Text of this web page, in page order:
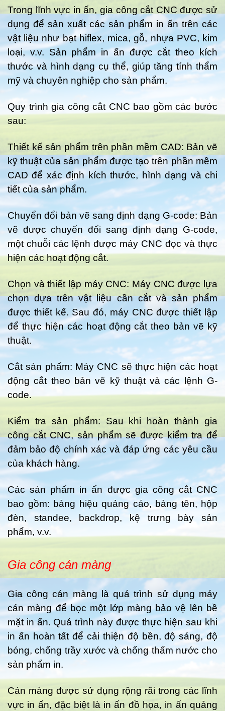
Trong lĩnh vực in ấn, gia công cắt CNC được sử
dụng để sản xuất các sản phẩm in ấn trên các
vật liệu như bạt hiflex, mica, gỗ, nhựa PVC, kim
loại, v.v. Sản phẩm in ấn được cắt theo kích
thước và hình dạng cụ thể, giúp tăng tính thẩm
mỹ và chuyên nghiệp cho sản phẩm.
Quy trình gia công cắt CNC bao gồm các bước
sau:
Thiết kế sản phẩm trên phần mềm CAD: Bản vẽ
kỹ thuật của sản phẩm được tạo trên phần mềm
CAD để xác định kích thước, hình dạng và chi
tiết của sản phẩm.
Chuyển đổi bản vẽ sang định dạng G-code: Bản
vẽ được chuyển đổi sang định dạng G-code,
một chuỗi các lệnh được máy CNC đọc và thực
hiện các hoạt động cắt.
Chọn và thiết lập máy CNC: Máy CNC được lựa
chọn dựa trên vật liệu cần cắt và sản phẩm
được thiết kế. Sau đó, máy CNC được thiết lập
để thực hiện các hoạt động cắt theo bản vẽ kỹ
thuật.
Cắt sản phẩm: Máy CNC sẽ thực hiện các hoạt
động cắt theo bản vẽ kỹ thuật và các lệnh G-
code.
Kiểm tra sản phẩm: Sau khi hoàn thành gia
công cắt CNC, sản phẩm sẽ được kiểm tra để
đảm bảo độ chính xác và đáp ứng các yêu cầu
của khách hàng.
Các sản phẩm in ấn được gia công cắt CNC
bao gồm: bảng hiệu quảng cáo, bảng tên, hộp
đèn, standee, backdrop, kệ trưng bày sản
phẩm, v.v.
Gia công cán màng
Gia công cán màng là quá trình sử dụng máy
cán màng để bọc một lớp màng bảo vệ lên bề
mặt in ấn. Quá trình này được thực hiện sau khi
in ấn hoàn tất để cải thiện độ bền, độ sáng, độ
bóng, chống trầy xước và chống thấm nước cho
sản phẩm in.
Cán màng được sử dụng rộng rãi trong các lĩnh
vực in ấn, đặc biệt là in ấn đồ họa, in ấn quảng